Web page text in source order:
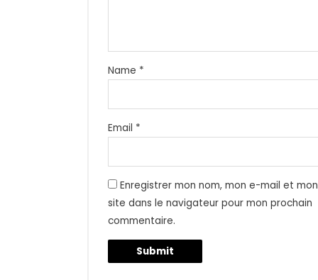
Name *
Email *
Enregistrer mon nom, mon e-mail et mon
site dans le navigateur pour mon prochain
commentaire.